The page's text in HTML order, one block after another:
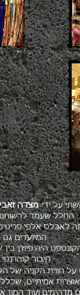
על ידי מצדה
החלל שעמד לרשותנו, היה 200 מ"ר עם תקרות
לאכלס אלפי
המיועדים גם
היה פיוז'ן
חיבור
חווית הקניה של
אמיתיים,
מדהימים ועוד